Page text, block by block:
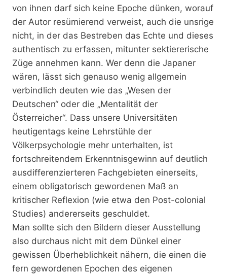
von ihnen darf sich keine Epoche dünken, worauf
der Autor resümierend verweist, auch die unsrige
nicht, in der das Bestreben das Echte und dieses
authentisch zu erfassen, mitunter sektiererische
Züge annehmen kann. Wer denn die Japaner
wären, lässt sich genauso wenig allgemein
verbindlich deuten wie das „Wesen der
Deutschen“ oder die „Mentalität der
Österreicher“. Dass unsere Universitäten
heutigentags keine Lehrstühle der
Völkerpsychologie mehr unterhalten, ist
fortschreitendem Erkenntnisgewinn auf deutlich
ausdifferenzierteren Fachgebieten einerseits,
einem obligatorisch gewordenen Maß an
kritischer Reflexion (wie etwa den Post-colonial
Studies) andererseits geschuldet.
Man sollte sich den Bildern dieser Ausstellung
also durchaus nicht mit dem Dünkel einer
gewissen Überheblichkeit nähern, die einen die
fern gewordenen Epochen des eigenen